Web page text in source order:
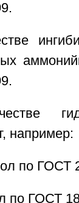
например:
по ГОСТ
по ГОСТ